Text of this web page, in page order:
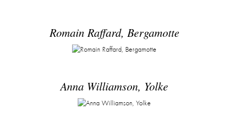
Romain Raffard, Bergamotte
Anna Williamson, Yolke